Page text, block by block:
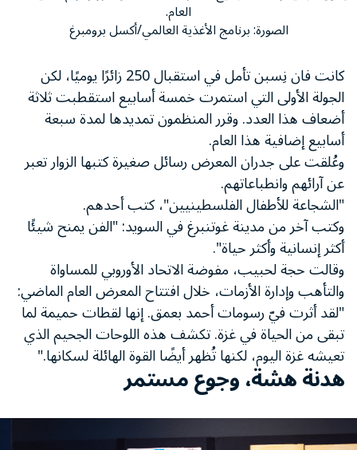
العام.
الصورة: برنامج الأغذية العالمي/أكسل برومبرغ
كانت فان نِسبن تأمل في استقبال 250 زائرًا يوميًا، لكن
الجولة الأولى التي استمرت خمسة أسابيع استقطبت ثلاثة
أضعاف هذا العدد. وقرر المنظمون تمديدها لمدة سبعة
أسابيع إضافية هذا العام.
وعُلقت على جدران المعرض رسائل صغيرة كتبها الزوار تعبر
عن آرائهم وانطباعاتهم.
"الشجاعة للأطفال الفلسطينيين"، كتب أحدهم.
وكتب آخر من مدينة غوتنبرغ في السويد: "الفن يمنح شيئًا
أكثر إنسانية وأكثر حياة".
وقالت حجة لحبيب، مفوضة الاتحاد الأوروبي للمساواة
والتأهب وإدارة الأزمات، خلال افتتاح المعرض العام الماضي:
"لقد أثرت فيّ رسومات أحمد بعمق. إنها لقطات حميمة لما
تبقى من الحياة في غزة. تكشف هذه اللوحات الجحيم الذي
تعيشه غزة اليوم، لكنها تُظهر أيضًا القوة الهائلة لسكانها."
هدنة هشة، وجوع مستمر